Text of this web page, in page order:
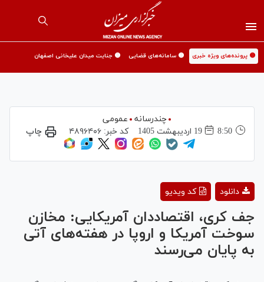
🟡 پرونده‌های ویژه خبری 🟡 سامانه‌های قضایی 🟡 جنایت میدان علیخانی اصفهان
چندرسانه
عمومی
8:50
19 ارديبهشت 1405 کد خبر: ۴۸۹۶۴۰۶ چاپ
Video
کد ویدیو دانلود
جف کری، اقتصاددان آمریکایی: مخازن
سوخت آمریکا و اروپا در هفته‌های آتی
به پایان می‌رسند